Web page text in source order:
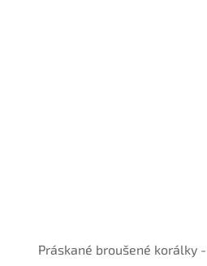
Práskané broušené korálky